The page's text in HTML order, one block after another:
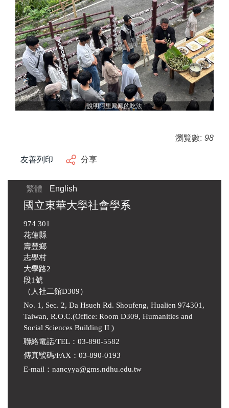
說明阿里鳳鳳的吃法
瀏覽數: 98
友善列印 分享
繁體 English
國立東華大學社會學系
974 301
花蓮縣
壽豐鄉
志學村
大學路2
段1號
（人社二館D309）
No. 1, Sec. 2, Da Hsueh Rd. Shoufeng, Hualien 974301,
Taiwan, R.O.C.(Office: Room D309, Humanities and
Social Sciences Building II )
聯絡電話/TEL：03-890-5582
傳真號碼/FAX：03-890-0193
E-mail ： nancyya@gms.ndhu.edu.tw